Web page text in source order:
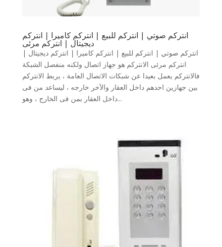
انتركم صوتي | انتركم للبيع | انتركم كاميرا | انتركم
ديجيتال | انتركم مرئى
انتركم صوتي | انتركم للبيع | انتركم كاميرا | انتركم ديجيتال |
انتركم مرئى الانتركم هو جهاز اتصال ولكنه منفصل الشبكة
فالانتركم يعمل بعيدا عن شبكات الاتصال العامة ، يربط الانتركم
بين جهازين احدهم داخل العقار والآخر خارجه ، ليساعد من فى
داخل العقار بمن فى الخارج ، وهو...